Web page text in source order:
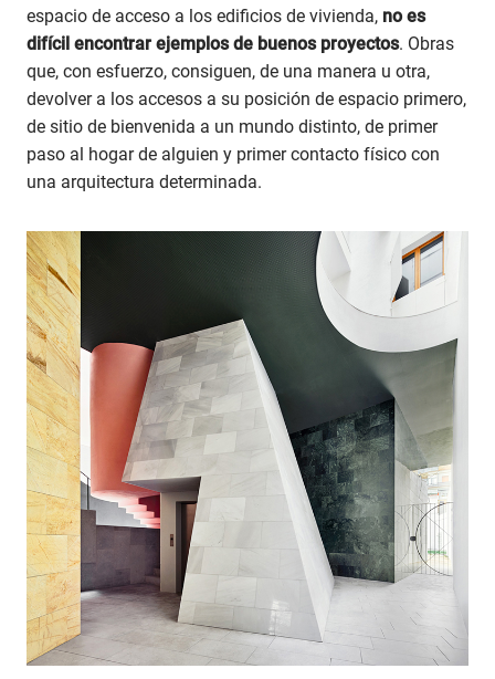
espacio de acceso a los edificios de vivienda, no es
difícil encontrar ejemplos de buenos proyectos. Obras
que, con esfuerzo, consiguen, de una manera u otra,
devolver a los accesos a su posición de espacio primero,
de sitio de bienvenida a un mundo distinto, de primer
paso al hogar de alguien y primer contacto físico con
una arquitectura determinada.